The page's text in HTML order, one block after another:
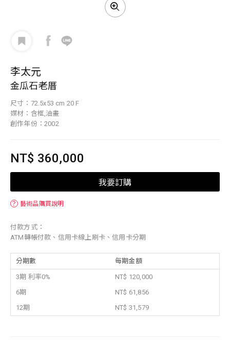
李太元
金瓜石老厝
尺寸：72.5x53 cm 20 F
媒材：含框,油畫
創作年份：2002
NT$ 360,000
我要訂購
？ 藝術品購買說明
付款方式：
ATM轉帳付款、信用卡線上刷卡、信用卡分期
分期數 每期金額
3期 利率0%
NT$ 120,000
6期
NT$ 61,856
12期
NT$ 31,579